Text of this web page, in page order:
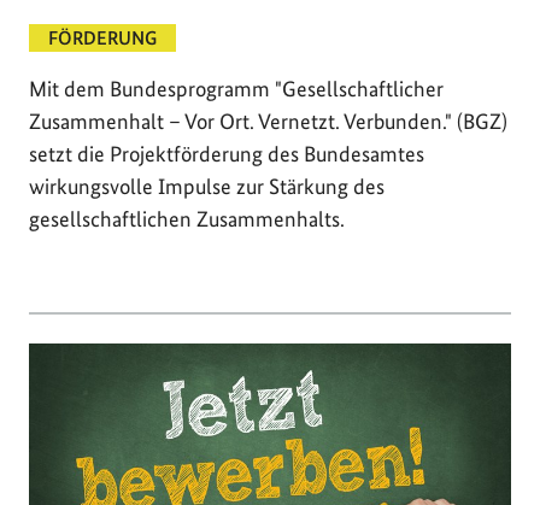
FÖRDERUNG
Mit dem Bundesprogramm "Gesellschaftlicher
Zusammenhalt – Vor Ort. Vernetzt. Verbunden." (BGZ)
setzt die Projektförderung des Bundesamtes
wirkungsvolle Impulse zur Stärkung des
gesellschaftlichen Zusammenhalts.